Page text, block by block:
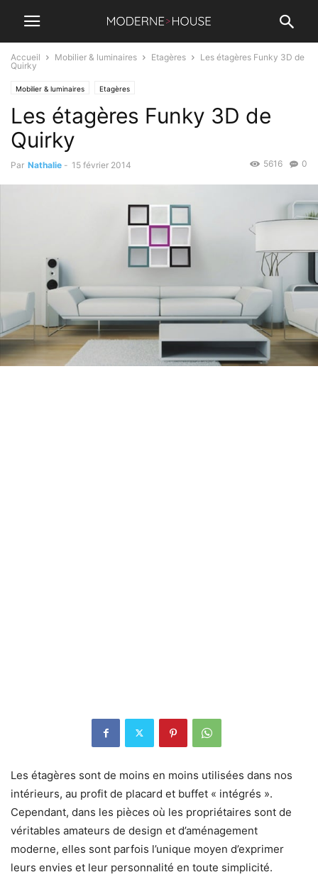
Accueil Mobilier & luminaires Etagères
Les étagères Funky 3D de
Quirky
Mobilier & luminaires Etagères
Les étagères Funky 3D de
Quirky
Par Nathalie - 15 février 2014 0
5616
Les étagères sont de moins en moins utilisées dans nos
intérieurs, au profit de placard et buffet « intégrés ».
Cependant, dans les pièces où les propriétaires sont de
véritables amateurs de design et d’aménagement
moderne, elles sont parfois l’unique moyen d’exprimer
leurs envies et leur personnalité en toute simplicité.